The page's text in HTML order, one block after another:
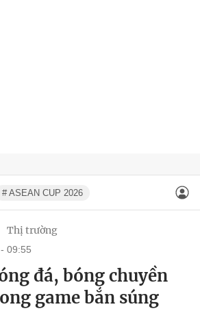
# ASEAN CUP 2026
Thị trường
09:55
đá, bóng chuyền
game bắn súng